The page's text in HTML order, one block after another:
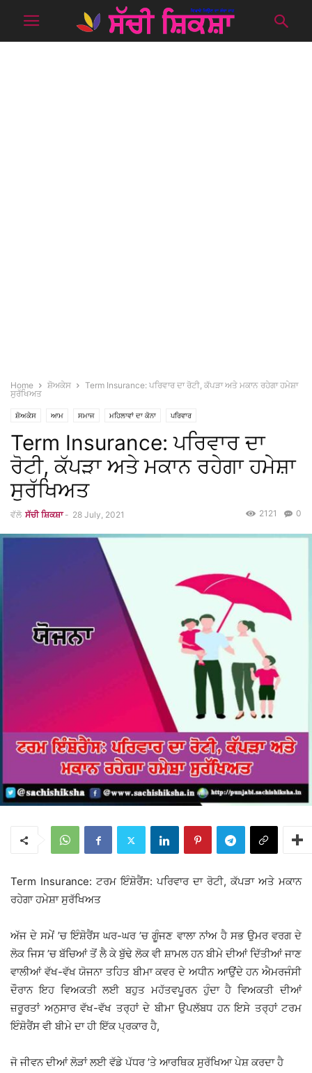
Home ਸ਼ੋਅਕੇਸ
Term Insurance: ਪਰਿਵਾਰ ਦਾ ਰੋਟੀ, ਕੱਪੜਾ ਅਤੇ ਮਕਾਨ ਰਹੇਗਾ ਹਮੇਸ਼ਾ
ਸੁਰੱਖਿਅਤ
ਸ਼ੋਅਕੇਸ ਆਮ ਸਮਾਜ ਮਹਿਲਾਵਾਂ ਦਾ ਕੋਨਾ ਪਰਿਵਾਰ
Term Insurance: ਪਰਿਵਾਰ ਦਾ
ਰੋਟੀ, ਕੱਪੜਾ ਅਤੇ ਮਕਾਨ ਰਹੇਗਾ ਹਮੇਸ਼ਾ
ਸੁਰੱਖਿਅਤ
ਵੱਲੋ ਸੱਚੀ ਸ਼ਿਕਸ਼ਾ - 28 July, 2021 0
2121
Term Insurance: ਟਰਮ ਇੰਸ਼ੋਰੈਂਸ: ਪਰਿਵਾਰ ਦਾ ਰੋਟੀ, ਕੱਪੜਾ ਅਤੇ ਮਕਾਨ
ਰਹੇਗਾ ਹਮੇਸ਼ਾ ਸੁਰੱਖਿਅਤ
ਅੱਜ ਦੇ ਸਮੇਂ ’ਚ ਇੰਸ਼ੋਰੈਂਸ ਘਰ-ਘਰ ’ਚ ਗੂੰਜਣ ਵਾਲਾ ਨਾਂਅ ਹੈ ਸਭ ਉਮਰ ਵਰਗ ਦੇ
ਲੋਕ ਜਿਸ ’ਚ ਬੱਚਿਆਂ ਤੋਂ ਲੈ ਕੇ ਬੁੱਢੇ ਲੋਕ ਵੀ ਸ਼ਾਮਲ ਹਨ ਬੀਮੇ ਦੀਆਂ ਦਿੱਤੀਆਂ ਜਾਣ
ਵਾਲੀਆਂ ਵੱਖ-ਵੱਖ ਯੋਜਨਾ ਤਹਿਤ ਬੀਮਾ ਕਵਰ ਦੇ ਅਧੀਨ ਆਉਂਦੇ ਹਨ ਐਮਰਜੰਸੀ
ਦੌਰਾਨ ਇਹ ਵਿਅਕਤੀ ਲਈ ਬਹੁਤ ਮਹੱਤਵਪੂਰਨ ਹੁੰਦਾ ਹੈ ਵਿਅਕਤੀ ਦੀਆਂ
ਜ਼ਰੂਰਤਾਂ ਅਨੁਸਾਰ ਵੱਖ-ਵੱਖ ਤਰ੍ਹਾਂ ਦੇ ਬੀਮਾ ਉਪਲੱਬਧ ਹਨ ਇਸੇ ਤਰ੍ਹਾਂ ਟਰਮ
ਇੰਸ਼ੋਰੈਂਸ ਵੀ ਬੀਮੇ ਦਾ ਹੀ ਇੱਕ ਪ੍ਰਕਾਰ ਹੈ,
ਜੋ ਜੀਵਨ ਦੀਆਂ ਲੋੜਾਂ ਲਈ ਵੱਡੇ ਪੱਧਰ ’ਤੇ ਆਰਥਿਕ ਸੁਰੱਖਿਆ ਪੇਸ਼ ਕਰਦਾ ਹੈ